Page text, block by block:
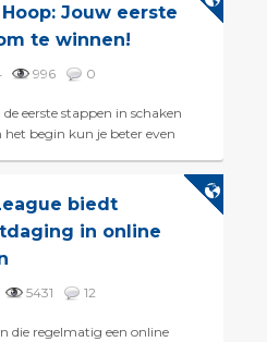
Jouw eerste
te winnen!
996 0
eerste stappen in schaken
begin kun je beter even
biedt
in online
5431 12
die regelmatig een online